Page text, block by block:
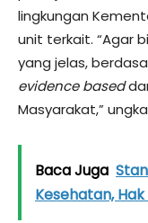
lingkungan
unit terkait. “Agar
yang jelas,
evidence based
Masyarakat,”
Baca Juga
Kesehatan,